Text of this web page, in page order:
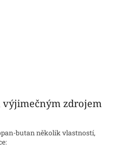
výjimečným zdrojem
butan několik vlastností,